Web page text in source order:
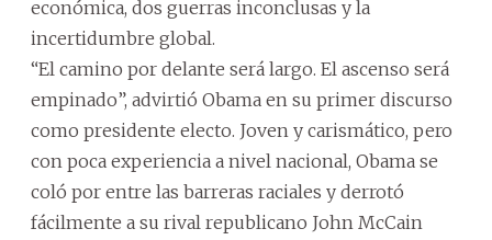
económica, dos guerras inconclusas y la
incertidumbre global.
“El camino por delante será largo. El ascenso será
empinado”, advirtió Obama en su primer discurso
como presidente electo. Joven y carismático, pero
con poca experiencia a nivel nacional, Obama se
coló por entre las barreras raciales y derrotó
fácilmente a su rival republicano John McCain